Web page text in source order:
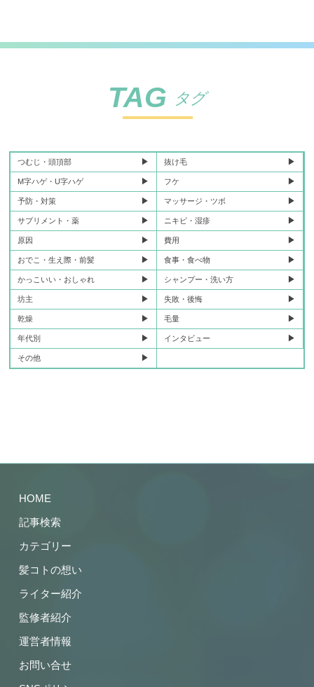
TAG タグ
つむじ・頭頂部 抜け毛
M字ハゲ・U字ハゲ フケ
予防・対策 マッサージ・ツボ
サプリメント・薬 ニキビ・湿疹
原因 費用
おでこ・生え際・前髪 食事・食べ物
かっこいい・おしゃれ シャンプー・洗い方
坊主 失敗・後悔
乾燥 毛量
年代別 インタビュー
その他
HOME
記事検索
カテゴリー
髪コトの想い
ライター紹介
監修者紹介
運営者情報
お問い合せ